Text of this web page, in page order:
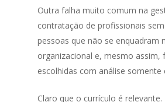
Outra falha muito comum na
contratação de profissionais
pessoas que não se enquadram
organizacional e, mesmo assim,
escolhidas com análise somente
Claro que o currículo é